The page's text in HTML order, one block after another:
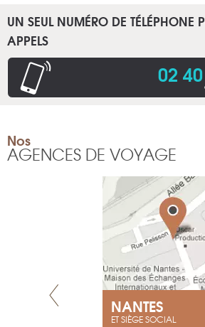
UN SEUL NUMÉRO DE TÉLÉPHONE
APPELS
02
Nos
AGENCES DE VOYAGE
NANTES
ET SIÈGE SOCIAL